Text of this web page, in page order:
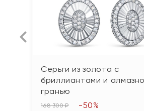
Серьги из золота с
бриллиантами и
гранью
168 300 ₽ -50%